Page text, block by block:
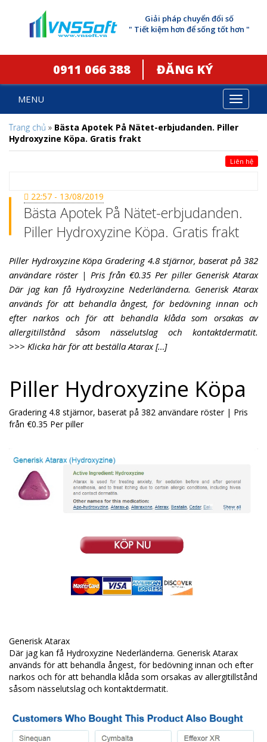
Giải pháp chuyển đổi số
" Tiết kiệm hơn để sống tốt hơn "
0911 066 388 ĐĂNG KÝ
Toggle
MENU
Trang chủ » Bästa Apotek På Nätet-erbjudanden. Piller
Hydroxyzine Köpa. Gratis frakt
Liên hệ
22:57 - 13/08/2019
Bästa Apotek På Nätet-erbjudanden.
Piller Hydroxyzine Köpa. Gratis frakt
Piller Hydroxyzine Köpa Gradering 4.8 stjärnor, baserat på 382
användare röster | Pris från €0.35 Per piller Generisk Atarax
Där jag kan få Hydroxyzine Nederländerna. Generisk Atarax
används för att behandla ångest, för bedövning innan och
efter narkos och för att behandla klåda som orsakas av
allergitillstånd såsom nässelutslag och kontaktdermatit.
>>> Klicka här för att beställa Atarax […]
Piller Hydroxyzine Köpa
Gradering 4.8 stjärnor, baserat på 382 användare röster| Pris
från €0.35 Per piller
Generisk Atarax
Där jag kan få Hydroxyzine Nederländerna. Generisk Atarax
används för att behandla ångest, för bedövning innan och efter
narkos och för att behandla klåda som orsakas av allergitillstånd
såsom nässelutslag och kontaktdermatit.